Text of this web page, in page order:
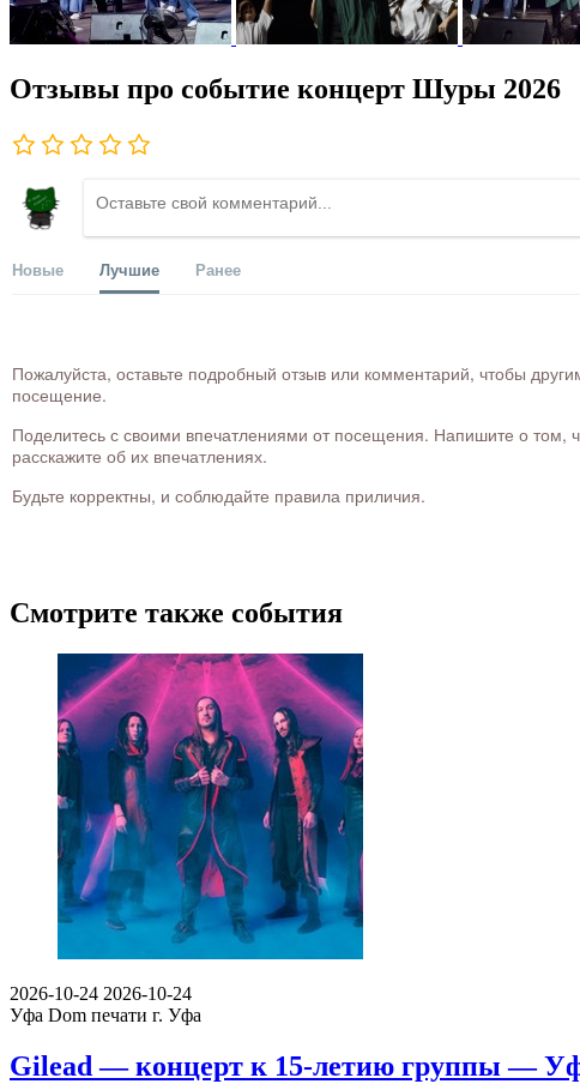
Отзывы про событие концерт Шуры 2026
Новые Лучшие Ранее
Пожалуйста, оставьте подробный отзыв или комментарий, чтобы
посещение.
Поделитесь с своими впечатлениями от посещения. Напишите о том,
расскажите об их впечатлениях.
Будьте корректны, и соблюдайте правила приличия.
Смотрите также события
2026-10-24 2026-10-24
Уфа Dom печати г. Уфа
Gilead — концерт к 15-летию группы —